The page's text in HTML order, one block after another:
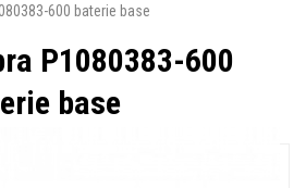
600 baterie base
P1080383-600
base